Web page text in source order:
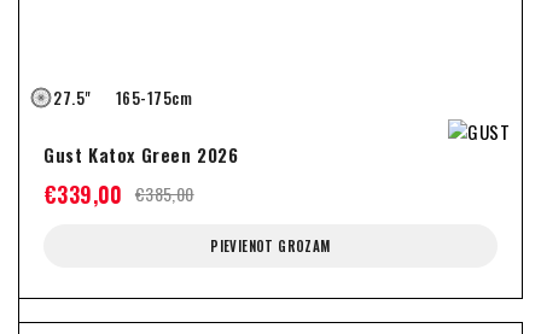
27.5" 165-175cm
Gust Katox Green 2026
€385,00
€339,00
PIEVIENOT GROZAM